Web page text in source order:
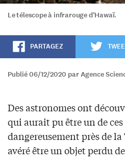
Le télescope à infrarouge d’Hawaï.
PARTAGEZ
Publié 06/12/2020 par Agence
Des astronomes ont
qui aurait pu être un de
dangereusement près de
avéré être un objet perdu